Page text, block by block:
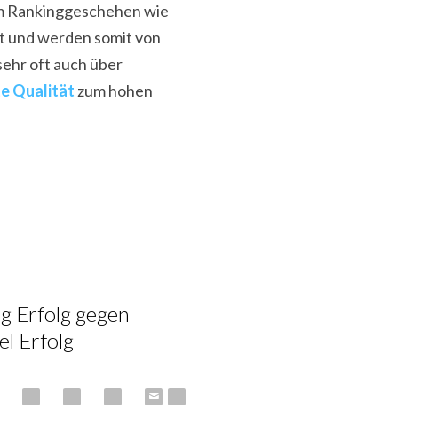
Rankinggeschehen wie
und werden somit von
oft auch über
Qualität
Erfolg gegen
Erfolg